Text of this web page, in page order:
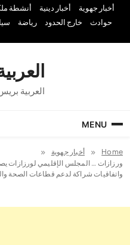
Skipأخبار جهوية أخبار دينية أنشطة
حوادث
خارج الحدود رياضة
العربية
MENU
Home
أخبار جهوية
ورزازات … ​المجلس الإقليمي لورزازات
واتفاقيات شراكة لدعم قطاعات الصحة